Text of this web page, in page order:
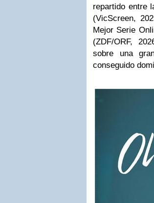
repartido entre
(VicScreen,
Mejor Serie
(ZDF/ORF,
sobre una
conseguido